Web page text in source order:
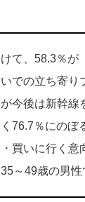
、58.3％が
での立ち寄
今後は新幹
76.7％にの
買いに行く意
～49歳の男性